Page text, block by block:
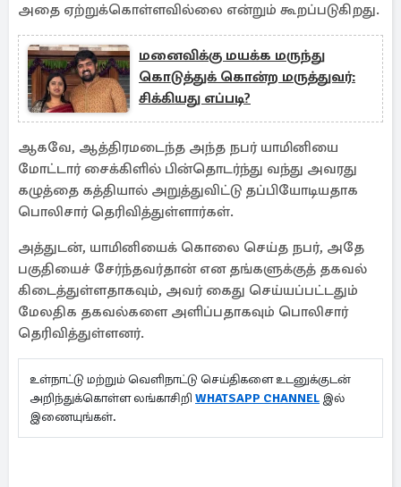
அதை ஏற்றுக்கொள்ளவில்லை என்றும் கூறப்படுகிறது.
மனைவிக்கு மயக்க மருந்து
கொடுத்துக் கொன்ற மருத்துவர்:
சிக்கியது எப்படி?
ஆகவே, ஆத்திரமடைந்த அந்த நபர் யாமினியை
மோட்டார் சைக்கிளில் பின்தொடர்ந்து வந்து அவரது
கழுத்தை கத்தியால் அறுத்துவிட்டு தப்பியோடியதாக
பொலிசார் தெரிவித்துள்ளார்கள்.
அத்துடன், யாமினியைக் கொலை செய்த நபர், அதே
பகுதியைச் சேர்ந்தவர்தான் என தங்களுக்குத் தகவல்
கிடைத்துள்ளதாகவும், அவர் கைது செய்யப்பட்டதும்
மேலதிக தகவல்களை அளிப்பதாகவும் பொலிசார்
தெரிவித்துள்ளனர்.
உள்நாட்டு மற்றும் வெளிநாட்டு செய்திகளை உடனுக்குடன்
அறிந்துக்கொள்ள லங்காசிறி WHATSAPP CHANNEL இல்
இணையுங்கள்.